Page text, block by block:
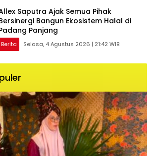
Saputra Ajak Semua Pihak
Bangun Ekosistem Halal di
Panjang
Berita Selasa, 4 Agustus 2026 | 21:42 WIB